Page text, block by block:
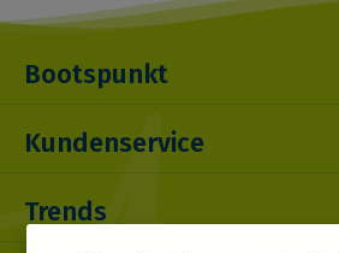
Bootspunkt
Kundenservice
Trends